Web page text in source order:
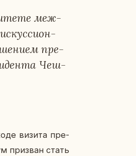
меж­
пре­
Чеш­
визита пре­
при­зван стать